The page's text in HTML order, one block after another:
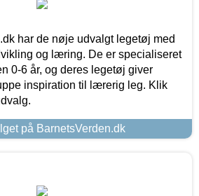
har de nøje udvalgt legetøj med
og læring. De er specialiseret
0-6 år, og deres legetøj giver
inspiration til lærerig leg. Klik
på BarnetsVerden.dk